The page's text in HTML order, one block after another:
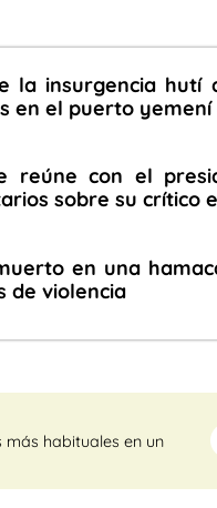
la insurgencia hutí
en el puerto yemení
reúne con el
sobre su crítico
en una
de violencia
habituales en un